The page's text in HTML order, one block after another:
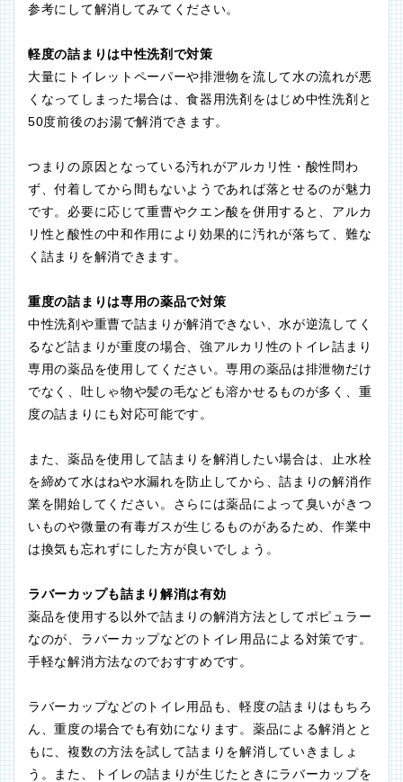
参考にして解消してみてください。
軽度の詰まりは中性洗剤で対策
大量にトイレットペーパーや排泄物を流して水の流れが悪
くなってしまった場合は、食器用洗剤をはじめ中性洗剤と
50度前後のお湯で解消できます。
つまりの原因となっている汚れがアルカリ性・酸性問わ
ず、付着してから間もないようであれば落とせるのが魅力
です。必要に応じて重曹やクエン酸を併用すると、アルカ
リ性と酸性の中和作用により効果的に汚れが落ちて、難な
く詰まりを解消できます。
重度の詰まりは専用の薬品で対策
中性洗剤や重曹で詰まりが解消できない、水が逆流してく
るなど詰まりが重度の場合、強アルカリ性のトイレ詰まり
専用の薬品を使用してください。専用の薬品は排泄物だけ
でなく、吐しゃ物や髪の毛なども溶かせるものが多く、重
度の詰まりにも対応可能です。
また、薬品を使用して詰まりを解消したい場合は、止水栓
を締めて水はねや水漏れを防止してから、詰まりの解消作
業を開始してください。さらには薬品によって臭いがきつ
いものや微量の有毒ガスが生じるものがあるため、作業中
は換気も忘れずにした方が良いでしょう。
ラバーカップも詰まり解消は有効
薬品を使用する以外で詰まりの解消方法としてポピュラー
なのが、ラバーカップなどのトイレ用品による対策です。
手軽な解消方法なのでおすすめです。
ラバーカップなどのトイレ用品も、軽度の詰まりはもちろ
ん、重度の場合でも有効になります。薬品による解消とと
もに、複数の方法を試して詰まりを解消していきましょ
う。また、トイレの詰まりが生じたときにラバーカップを